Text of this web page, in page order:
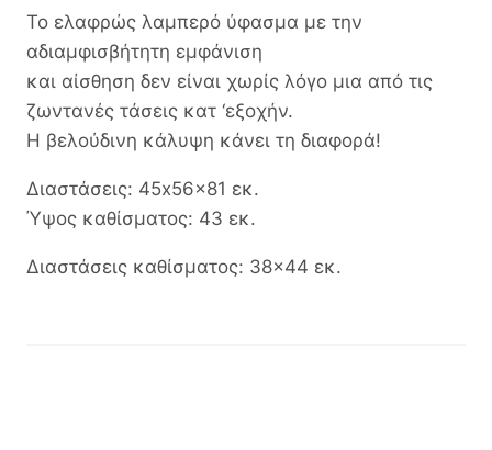
Το ελαφρώς λαμπερό ύφασμα με την
αδιαμφισβήτητη εμφάνιση
και αίσθηση δεν είναι χωρίς λόγο μια από τις
ζωντανές τάσεις κατ ‘εξοχήν.
Η βελούδινη κάλυψη κάνει τη διαφορά!
Διαστάσεις: 45x56x81 εκ.
Ύψος καθίσματος: 43 εκ.
Διαστάσεις καθίσματος: 38×44 εκ.